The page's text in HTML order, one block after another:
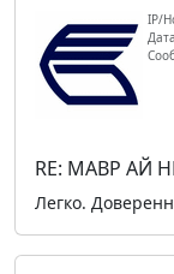
IP/
RE: МАВР АЙ
Легко.